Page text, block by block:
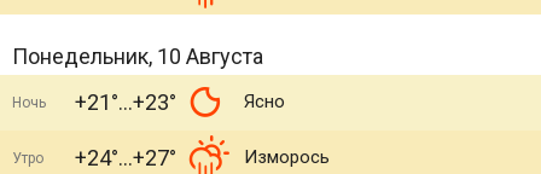
Понедельник, 10 Августа
Ночь +21° +23° Ясно
Утро +24° +27° Изморось